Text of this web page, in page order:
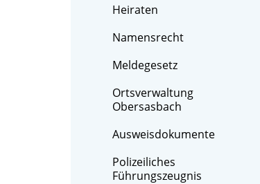
Heiraten
Namensrecht
Meldegesetz
Ortsverwaltung
Obersasbach
Ausweisdokumente
Polizeiliches
Führungszeugnis